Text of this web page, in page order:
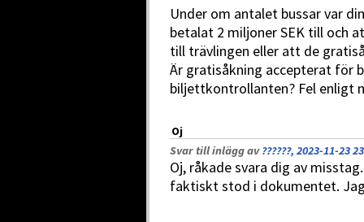
Under om antalet bussar var
betalat 2 miljoner SEK till och
till trävlingen eller att de
Är gratisåkning accepterat för
biljettkontrollanten? Fel enligt
Oj
Svar till inlägg av??????, 2023-11-23
Oj, råkade svara dig av
faktiskt stod i dokumentet.